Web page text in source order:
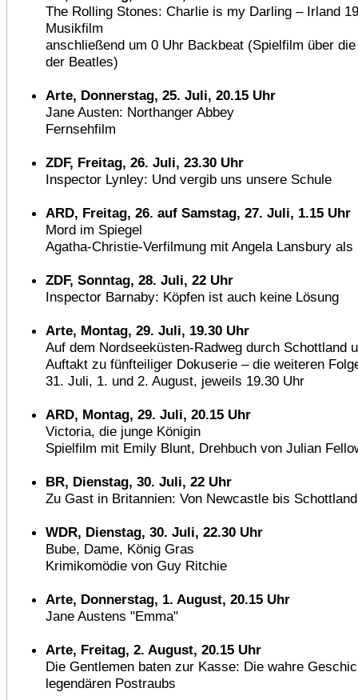
The Rolling Stones: Charlie is my Darling – Irland
Musikfilm
anschließend um 0 Uhr Backbeat (Spielfilm über
der Beatles)
Arte, Donnerstag, 25. Juli, 20.15 Uhr
Jane Austen: Northanger Abbey
Fernsehfilm
ZDF, Freitag, 26. Juli, 23.30 Uhr
Inspector Lynley: Und vergib uns unsere Schule
ARD, Freitag, 26. auf Samstag, 27. Juli, 1.15 Uhr
Mord im Spiegel
Agatha-Christie-Verfilmung mit Angela Lansbury
ZDF, Sonntag, 28. Juli, 22 Uhr
Inspector Barnaby: Köpfen ist auch keine Lösung
Arte, Montag, 29. Juli, 19.30 Uhr
Auf dem Nordseeküsten-Radweg durch Schottland
Auftakt zu fünfteiliger Dokuserie – die weiteren
31. Juli, 1. und 2. August, jeweils 19.30 Uhr
ARD, Montag, 29. Juli, 20.15 Uhr
Victoria, die junge Königin
Spielfilm mit Emily Blunt, Drehbuch von Julian
BR, Dienstag, 30. Juli, 22 Uhr
Zu Gast in Britannien: Von Newcastle bis Schottland
WDR, Dienstag, 30. Juli, 22.30 Uhr
Bube, Dame, König Gras
Krimikomödie von Guy Ritchie
Arte, Donnerstag, 1. August, 20.15 Uhr
Jane Austens "Emma"
Arte, Freitag, 2. August, 20.15 Uhr
Die Gentlemen baten zur Kasse: Die wahre
legendären Postraubs